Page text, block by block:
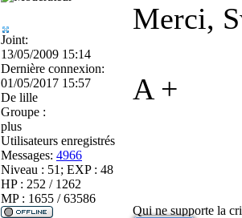
Joint:
13/05/2009 15:14
Dernière connexion:
01/05/2017 15:57
De lille
Groupe :
plus
Utilisateurs enregistrés
Messages: 4966
Niveau : 51; EXP : 48
HP : 252 / 1262
MP : 1655 / 63586
Merci,
A +
Qui ne supporte la